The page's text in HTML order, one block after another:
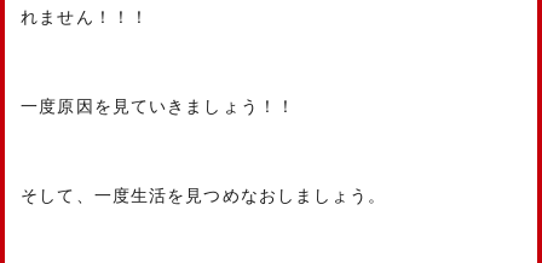
れません！！！
一度原因を見ていきましょう！！
そして、一度生活を見つめなおしましょう。